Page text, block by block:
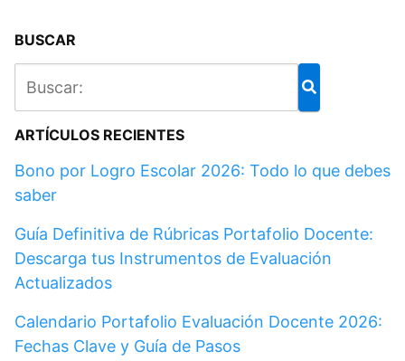
BUSCAR
ARTÍCULOS RECIENTES
Bono por Logro Escolar 2026: Todo lo que debes
saber
Guía Definitiva de Rúbricas Portafolio Docente:
Descarga tus Instrumentos de Evaluación
Actualizados
Calendario Portafolio Evaluación Docente 2026:
Fechas Clave y Guía de Pasos